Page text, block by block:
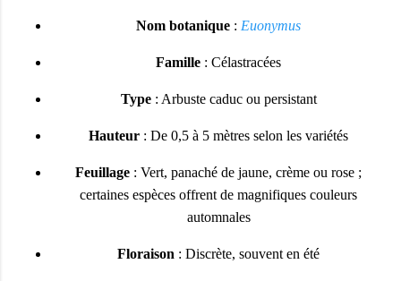
Nom botanique : Euonymus
Famille : Célastracées
Type: Arbuste caduc ou persistant
Hauteur : De 0,5 à 5 mètres selon les variétés
Feuillage : Vert, panaché de jaune, crème ou rose ;
certaines espèces offrent de magnifiques couleurs
automnales
Floraison : Discrète, souvent en été